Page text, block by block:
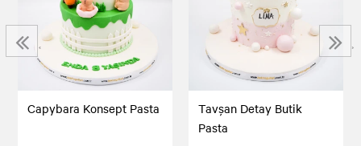
Capybara Konsept Pasta
Tavşan Detay Butik
Pasta
‹ ›